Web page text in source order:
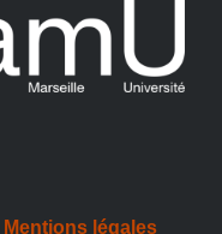
Mentions légales